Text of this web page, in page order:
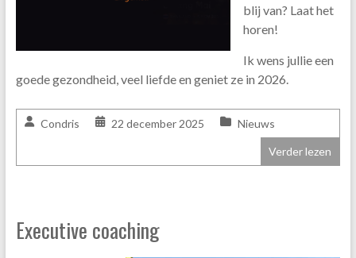
blij van? Laat het
horen!
Ik wens jullie een
goede gezondheid, veel liefde en geniet ze in 2026.
Condris 22 december 2025 Nieuws
Verder lezen
Executive coaching